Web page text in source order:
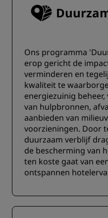
Ons programma
erop gericht de
verminderen en
kwaliteit te
energiezuinig
van hulpbronnen,
aanbieden van
voorzieningen. Door
duurzaam verblijf
de bescherming van
ten koste gaat van
ontspannen